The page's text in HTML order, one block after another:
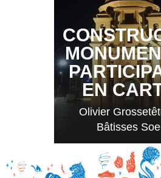
EN
Olivier
Bâtisses